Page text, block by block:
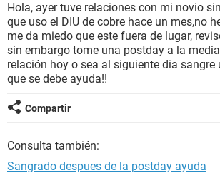
BIENESTAR
SEXUALIDAD
GLOSARIO
Hola, ayer tuve relaciones con mi novio
que uso el DIU de cobre hace un mes,no
me da miedo que este fuera de lugar,
sin embargo tome una postday a la
relación hoy o sea al siguiente dia sangre
que se debe ayuda!!
Compartir
Consulta también:
Sangrado despues de la postday ayuda